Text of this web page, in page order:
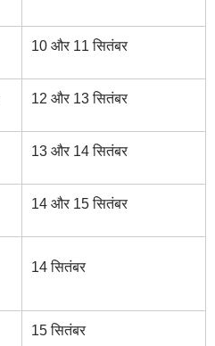
10 और 11 सितंबर
12 और 13 सितंबर
13 और 14 सितंबर
14 और 15 सितंबर
14 सितंबर
15 सितंबर